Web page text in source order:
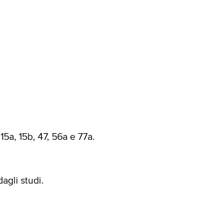
15b, 47, 56a e 77a.
studi.